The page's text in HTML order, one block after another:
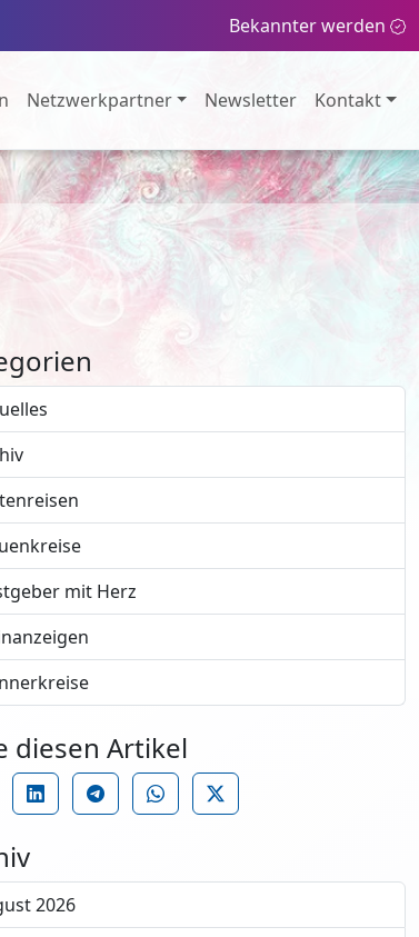
Bekannter werden
Netzwerkpartner Newsletter Kontakt
mit Herz
diesen Artikel
2026